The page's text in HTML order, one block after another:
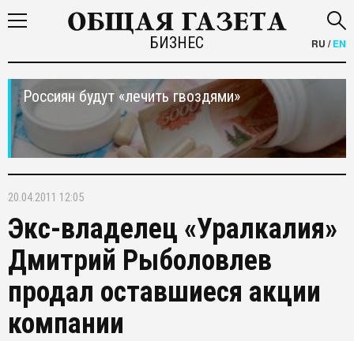
БИЗНЕС RU /EN
Россиян будут «лечить гвоздями»
20.04.2011 12:05
Экс-владелец «Уралкалия»
Дмитрий Рыболовлев
продал оставшиеся акции
компании